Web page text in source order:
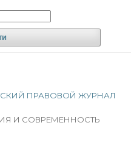
ПРАВОВОЙ ЖУРНАЛ
И СОВРЕМЕННОСТЬ